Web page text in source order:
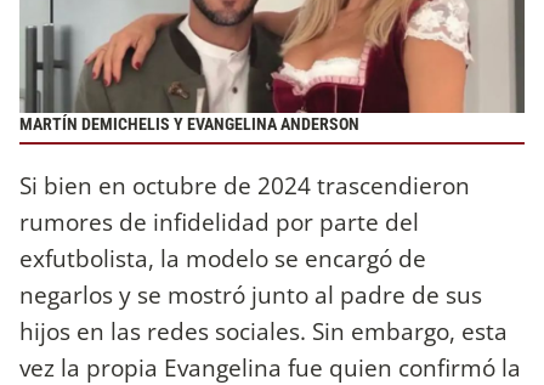
MARTÍN DEMICHELIS Y EVANGELINA ANDERSON
Si bien en octubre de 2024 trascendieron
rumores de infidelidad por parte del
exfutbolista, la modelo se encargó de
negarlos y se mostró junto al padre de sus
hijos en las redes sociales. Sin embargo, esta
vez la propia Evangelina fue quien confirmó la